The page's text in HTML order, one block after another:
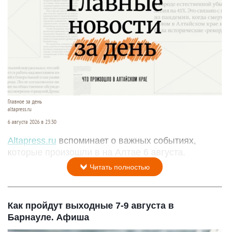
Главное за день
altapress.ru
6 августа 2026 в 23:30
Altapress.ru вспоминает о важных событиях,
которые произошли в на Алтае 6 августа.
Читать полностью
Как пройдут выходные 7-9 августа в
Барнауле. Афиша